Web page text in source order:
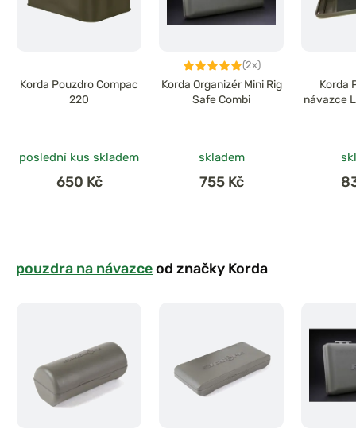
Korda Pouzdro Compac
220
poslední kus skladem
650 Kč
(2x)
Korda Organizér Mini Rig
Safe Combi
skladem
755 Kč
Korda
návazce
pouzdra na návazceod značky Korda